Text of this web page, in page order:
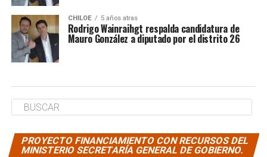
CHILOE 5 años atras
Rodrigo Wainraihgt respalda candidatura de
Mauro González a diputado por el distrito 26
PROYECTO FINANCIAMIENTO CON RECURSOS DEL
MINISTERIO SECRETARÍA GENERAL DE GOBIERNO.